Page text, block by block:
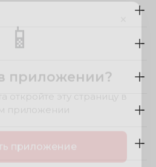
📱
приложении?
приложении